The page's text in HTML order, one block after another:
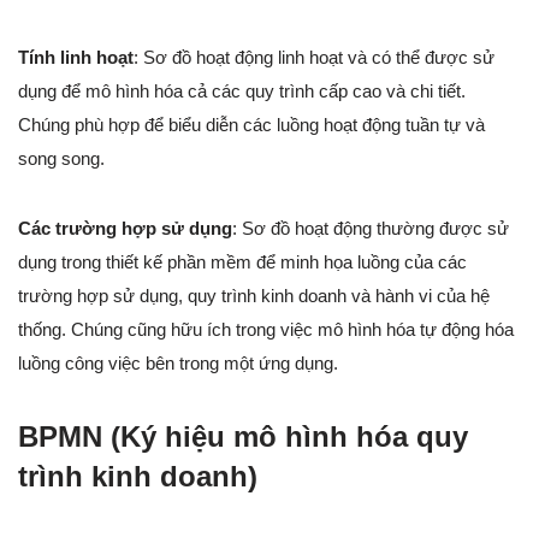
Tính linh hoạt: Sơ đồ hoạt động linh hoạt và có thể được sử
dụng để mô hình hóa cả các quy trình cấp cao và chi tiết.
Chúng phù hợp để biểu diễn các luồng hoạt động tuần tự và
song song.
Các trường hợp sử dụng: Sơ đồ hoạt động thường được sử
dụng trong thiết kế phần mềm để minh họa luồng của các
trường hợp sử dụng, quy trình kinh doanh và hành vi của hệ
thống. Chúng cũng hữu ích trong việc mô hình hóa tự động hóa
luồng công việc bên trong một ứng dụng.
BPMN (Ký hiệu mô hình hóa quy
trình kinh doanh)